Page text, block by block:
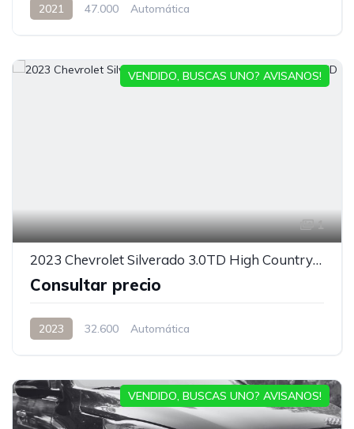
2021 47.000 Automática
1
2023 Chevrolet Silverado 3.0TD High Country Auto DC 4WD
Consultar precio
2023 32.600 Automática
VENDIDO, BUSCAS UNO? AVISANOS!
VENDIDO, BUSCAS UNO? AVISANOS!